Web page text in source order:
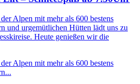
Alpen mit mehr als 600 bestens
und urgemütlichen Hütten lädt uns zu
Heute genießen wir die
Alpen mit mehr als 600 bestens